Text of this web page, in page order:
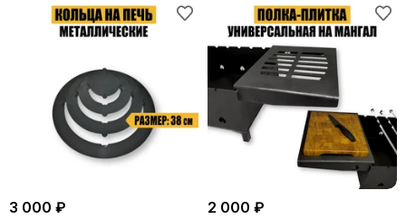
3 000 ₽ 2 000 ₽